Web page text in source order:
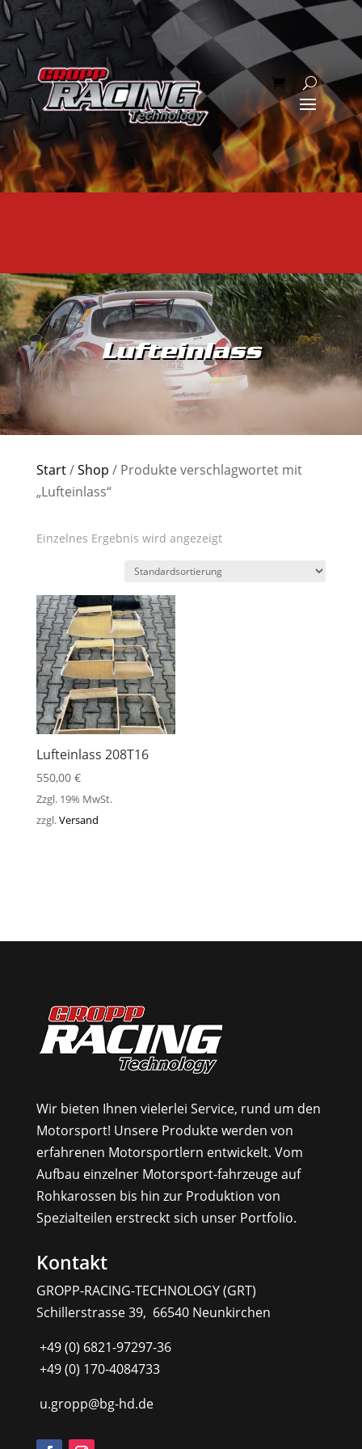
Lufteinlass
Start/Shop / Produkte verschlagwortet mit
„Lufteinlass“
Einzelnes Ergebnis wird angezeigt
Lufteinlass 208T16
550,00 €
Zzgl. 19% MwSt.
zzgl.Versand
Wir bieten Ihnen vielerlei Service, rund um den
Motorsport! Unsere Produkte werden von
erfahrenen Motorsportlern entwickelt. Vom
Aufbau einzelner Motorsport-fahrzeuge auf
Rohkarossen bis hin zur Produktion von
Spezialteilen erstreckt sich unser Portfolio.
Kontakt
GROPP-RACING-TECHNOLOGY (GRT)
Schillerstrasse 39, 66540 Neunkirchen
+49 (0) 6821-97297-36
+49 (0) 170-4084733
u.gropp@bg-hd.de